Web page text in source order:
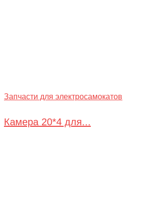
Запчасти для электросамокатов
Камера 20*4 для...